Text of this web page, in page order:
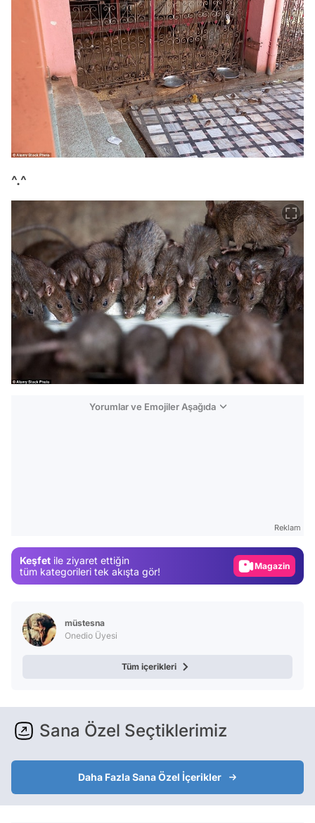
^.^
Yorumlar ve Emojiler Aşağıda
Reklam
Keşfet ile ziyaret ettiğin
tüm kategorileri tek akışta gör!
Video
müstesna
Onedio Üyesi
Tüm içerikleri
Sana Özel Seçtiklerimiz
Daha Fazla Sana Özel İçerikler